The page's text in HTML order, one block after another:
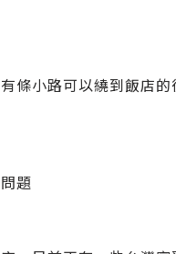
條小路可以繞到飯店的
題